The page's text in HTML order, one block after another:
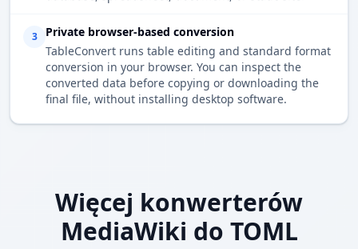
3
Private browser-based conversion
TableConvert runs table editing and standard format
conversion in your browser. You can inspect the
converted data before copying or downloading the
final file, without installing desktop software.
Więcej konwerterów
MediaWiki do TOML